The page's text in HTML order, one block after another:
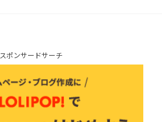
スポンサードサーチ